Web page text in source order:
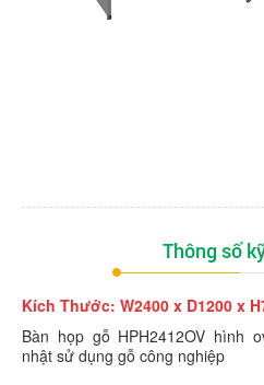
Thông số
Kích Thước: W2400 x D1200 x
Bàn họp gỗ HPH2412OV hình
nhật sử dụng gỗ công nghiệp